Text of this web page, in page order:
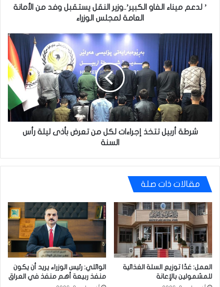
الأمانة
’ لدعم ميناء الفاو الكبير’..وزير النقل يستقبل وفد من الأمانة
العامة لمجلس الوزراء
إجراءات
لكل
من
تعرض
ليلة
شرطة أربيل تتخذ إجراءات لكل من تعرض بأذى ليلة رأس
السنة
مقالات ذات صلة
العمل: غدًا توزيع السلة الغذائية
للمشمولين بالإعانة
الوائلي: رئيس الوزراء يريد أن يكون
منفذ ربيعة أهم منفذ في العراق